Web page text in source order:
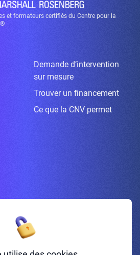
et formateurs certifiés du Centre pour la
Demande d’intervention
sur mesure
Trouver un financement
Ce que la CNV permet
vous à la newsletter